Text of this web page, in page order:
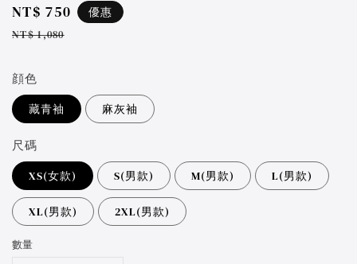
Sale
price
NT$ 750
Regular
NT$ 1,080
優惠
顔色
藏青袖 麻灰袖
尺碼
XS(女款) S(男款) M(男款) L(男款)
XL(男款) 2XL(男款)
數量